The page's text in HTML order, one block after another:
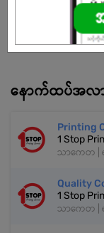
နောက်ထပ်အလာ
Printing
1 Stop
သာကေတ |
Quality
1 Stop
သာကေတ |